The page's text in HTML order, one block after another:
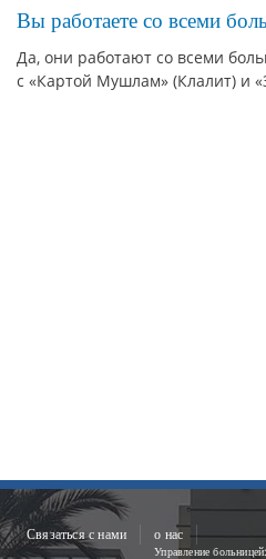
Вы работаете со всеми
Да, они работают со всеми
с «Картой Мушлам» (Клалит) и
Связаться с нами о нас
Управление больницей: